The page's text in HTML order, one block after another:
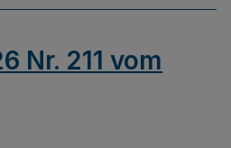
Nr. 211 vom